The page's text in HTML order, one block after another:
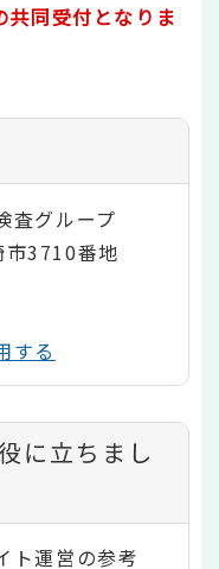
同受付となりま
グループ
3710番地
する
に立ちまし
ト運営の参考